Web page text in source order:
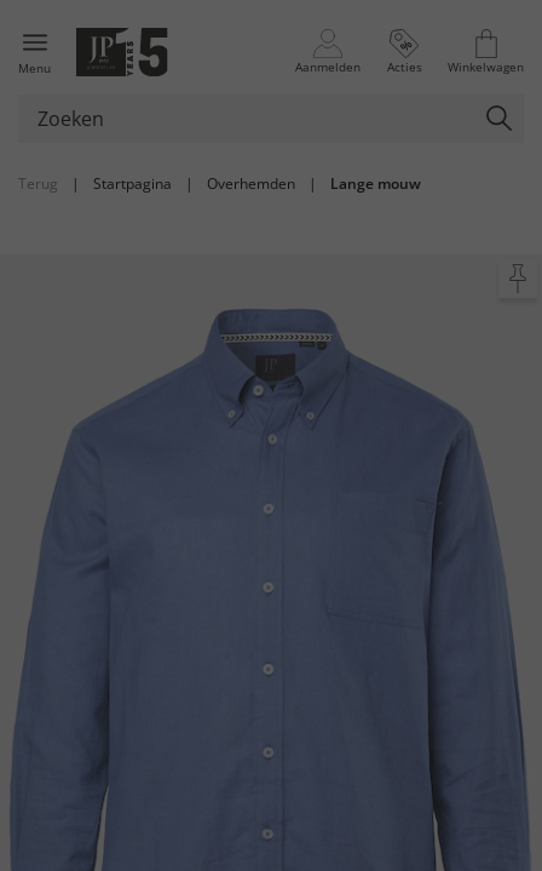
Menu Aanmelden Acties Winkelwagen
Terug | Startpagina | Overhemden | Lange mouw